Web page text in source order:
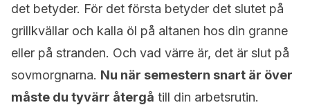
det betyder. För det första betyder det slutet på
grillkvällar och kalla öl på altanen hos din granne
eller på stranden. Och vad värre är, det är slut på
sovmorgnarna. Nu när semestern snart är över
måste du tyvärr återgå till din arbetsrutin.